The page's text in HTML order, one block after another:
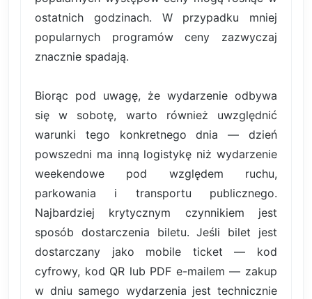
ostatnich godzinach. W przypadku mniej
popularnych programów ceny zazwyczaj
znacznie spadają.
Biorąc pod uwagę, że wydarzenie odbywa
się w sobotę, warto również uwzględnić
warunki tego konkretnego dnia — dzień
powszedni ma inną logistykę niż wydarzenie
weekendowe pod względem ruchu,
parkowania i transportu publicznego.
Najbardziej krytycznym czynnikiem jest
sposób dostarczenia biletu. Jeśli bilet jest
dostarczany jako mobile ticket — kod
cyfrowy, kod QR lub PDF e-mailem — zakup
w dniu samego wydarzenia jest technicznie